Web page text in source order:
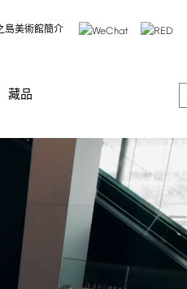
島美術館簡介
藏品